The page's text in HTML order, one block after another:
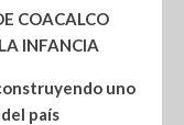
COACALCO
INFANCIA
uno
país